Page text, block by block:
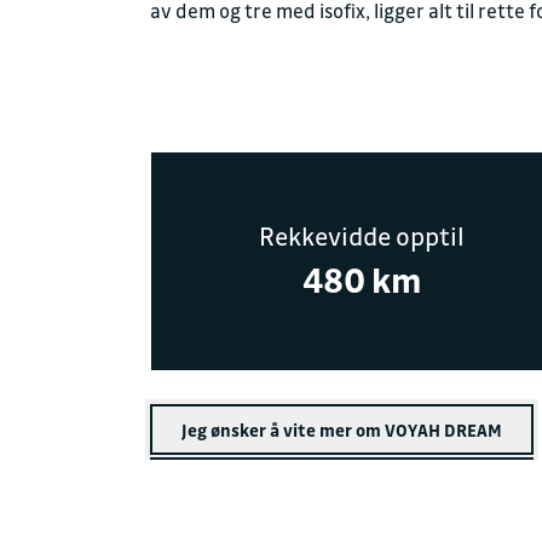
av dem og tre med isofix, ligger alt til rette
Rekkevidde opptil
480 km
Jeg ønsker å vite mer om VOYAH DREAM